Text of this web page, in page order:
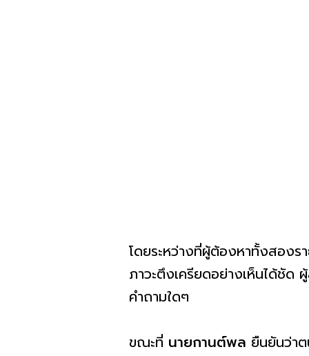
โดยระหว่างที่ผู้ต้องหาทั้งสองร
ภาวะตึงเครียดอย่างเห็นได้ชั
คำถามใดๆ
ขณะที่ นายกานต์พล ยืนยันว่า